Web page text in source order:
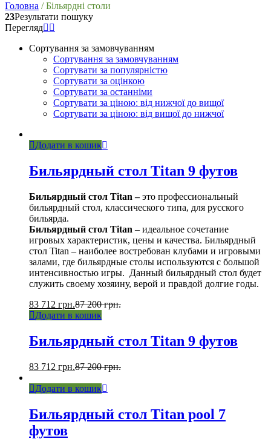
Головна / Більярдні столи
23Результати пошуку
Перегляд
Сортування за замовчуванням
Сортування за замовчуванням
Сортувати за популярністю
Сортувати за оцінкою
Сортувати за останніми
Сортувати за ціною: від нижчої до вищої
Сортувати за ціною: від вищої до нижчої
Додати в кошик
Бильярдный стол Titan 9 футов
Бильярдный стол Titan –это профессиональный
бильярдный стол, классического типа, для русского
бильярда.
Бильярдный стол Titan – идеальное сочетание
игровых характеристик, цены и качества. Бильярдный
стол Titan – наиболее востребован клубами и игровыми
залами, где бильярдные столы используются с большой
интенсивностью игры. Данный бильярдный стол будет
служить своему хозяину, верой и правдой долгие годы.
83 712 грн.87 200грн.
Додати в кошик
Бильярдный стол Titan 9 футов
83 712 грн.87 200грн.
Додати в кошик
Бильярдный стол Titan pool 7
футов